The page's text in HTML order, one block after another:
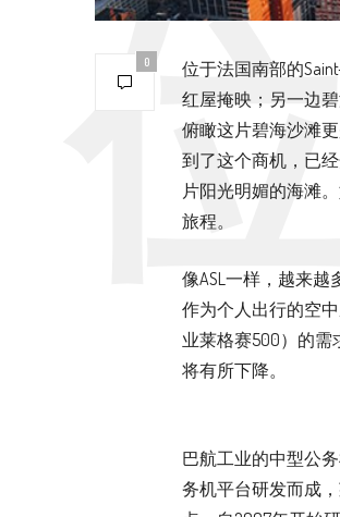
0
位于法国南部的
红屋掩映；另一边
俯瞰这片碧海沙滩更
到了这个商机，已
片阳光明媚的海滩
旅程。
像ASL一样，越来
作为个人出行的空
业莱格赛500）的需
将有所下降。
巴航工业的中型公
务机平台研发而成